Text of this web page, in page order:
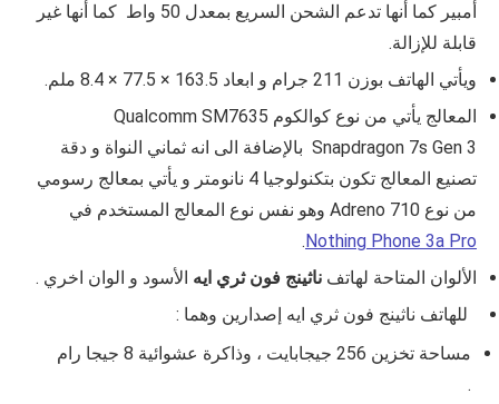
أمبير كما أنها تدعم الشحن السريع بمعدل 50 واط كما أنها غير
قابلة للإزالة.
ويأتي الهاتف بوزن 211 جرام و ابعاد 163.5 × 77.5 × 8.4 ملم.
المعالج يأتي من نوع كوالكوم Qualcomm SM7635
Snapdragon 7s Gen 3 بالإضافة الى انه ثماني النواة و دقة
تصنيع المعالج تكون بتكنولوجيا 4 نانومتر و يأتي بمعالج رسومي
من نوع Adreno 710 وهو نفس نوع المعالج المستخدم في
Nothing Phone 3a Pro
.
الألوان المتاحة لهاتف ناثينج فون ثري ايه الأسود و الوان اخري .
للهاتف ناثينج فون ثري ايه إصدارين وهما :
مساحة تخزين 256 جيجابايت ، وذاكرة عشوائية 8 جيجا رام
.